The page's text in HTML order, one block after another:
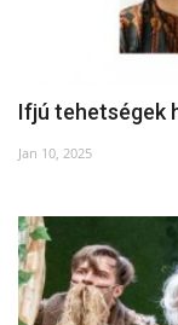
Újság Archívum
Nyelv
Ifjú tehetségek
Jan 10, 2025